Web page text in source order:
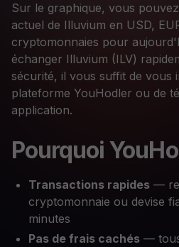
Sur le graphique, vous
actuel de Illuvium en USD,
cryptomonnaies pour
échanger Illuvium (ILV)
sécurité, il vous suffit de vous
plateforme YouHodler ou de
application.
Pourquoi
Transactions rapides —
cryptomonnaie ou devise
minutes
Pas de frais cachés —